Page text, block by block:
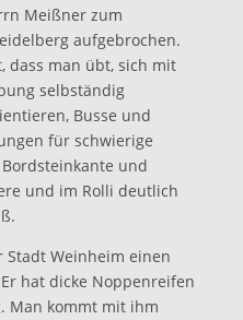
Meißner zum
aufgebrochen.
dass man übt, sich mit
selbständig
Busse und
für schwierige
und
und im Rolli deutlich
Weinheim einen
hat dicke Noppenreifen
Man kommt mit ihm